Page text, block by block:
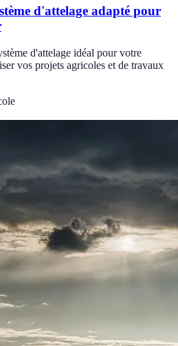
d'attelage adapté pour
d'attelage idéal pour votre
vos projets agricoles et de travaux